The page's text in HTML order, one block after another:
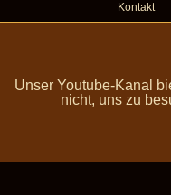
Kontakt
Unser Youtube-Kanal
nicht, uns zu